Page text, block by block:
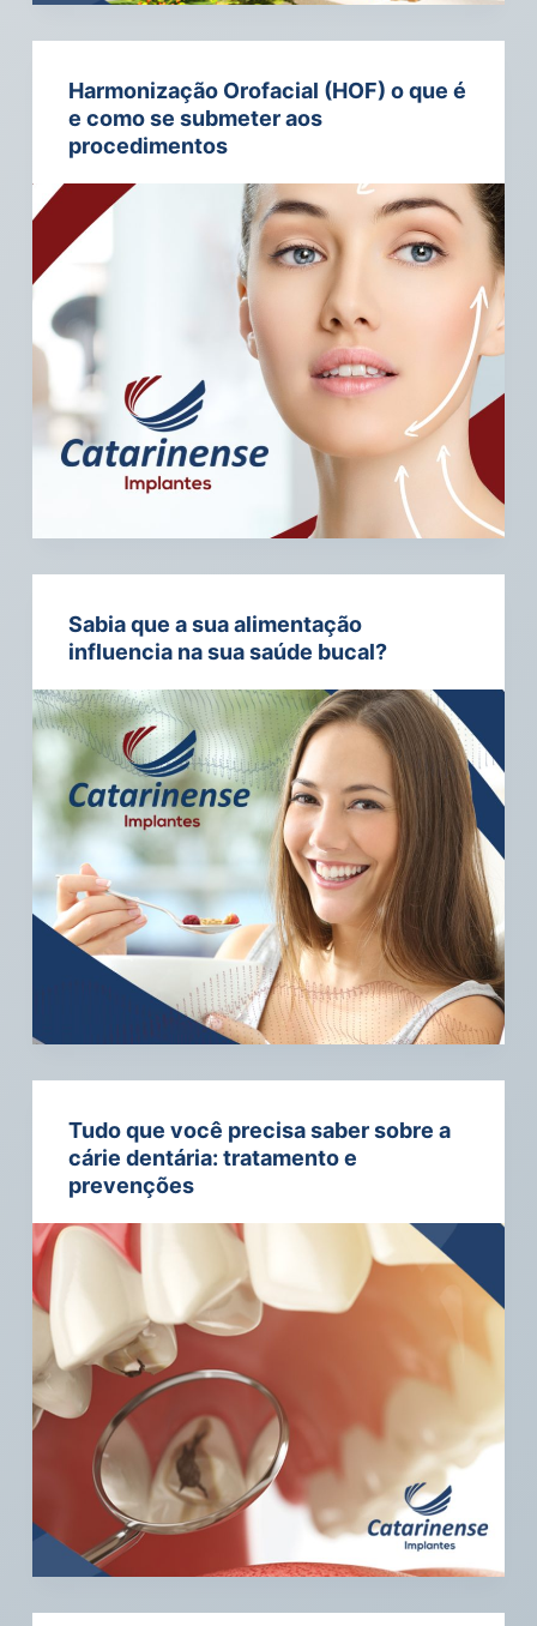
Harmonização Orofacial (HOF) o que é
e como se submeter aos
procedimentos
Sabia que a sua alimentação
influencia na sua saúde bucal?
Tudo que você precisa saber sobre a
cárie dentária: tratamento e
prevenções